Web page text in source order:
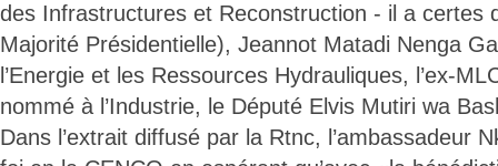
des Infrastructures et Reconstruction - il a certes
Majorité Présidentielle), Jeannot Matadi Nenga
l’Energie et les Ressources Hydrauliques, l’ex-
nommé à l’Industrie, le Député Elvis Mutiri wa
Dans l’extrait diffusé par la Rtnc, l’ambassadeur